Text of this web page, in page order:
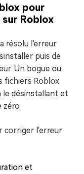
pour
Roblox
résolu l'erreur
puis de
Un bogue ou
fichiers Roblox
le désinstallant et
zéro.
corriger l'erreur
et